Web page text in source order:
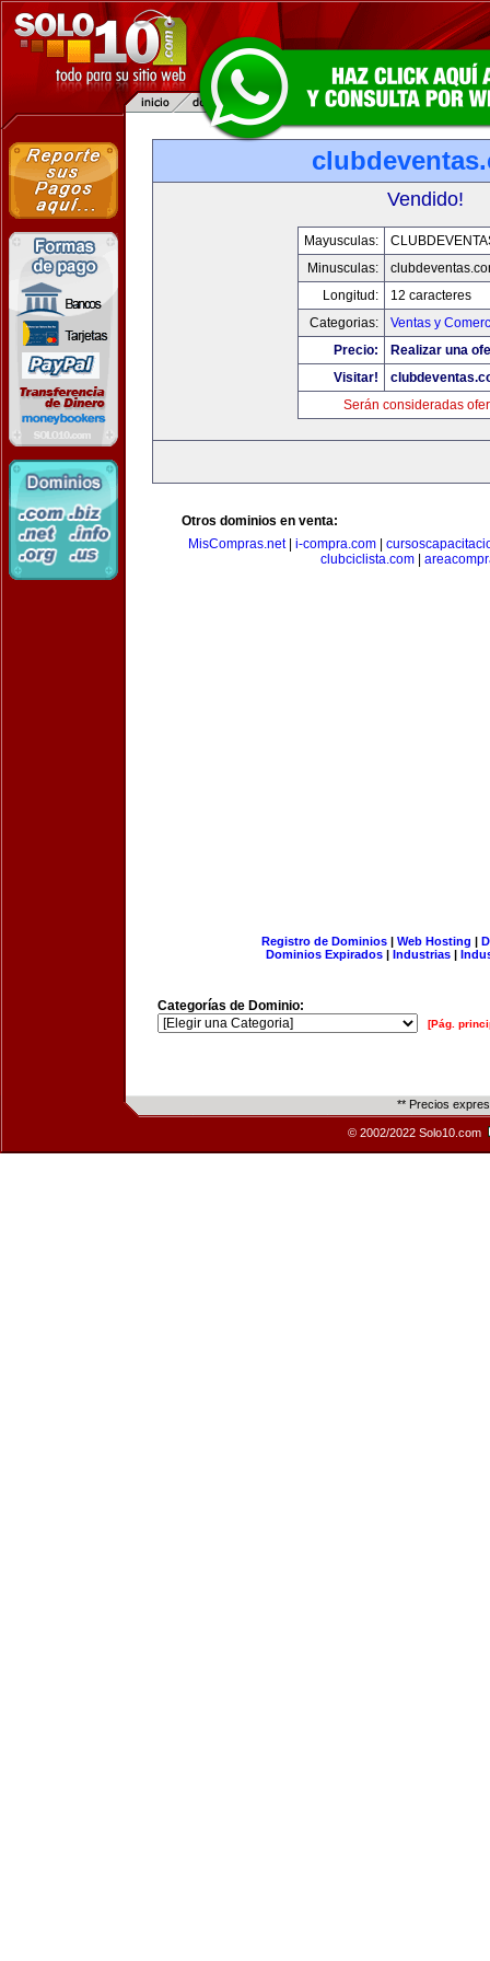
Vendido!
Mayusculas:
Minusculas:
Longitud:
12 caracteres
Categorias:
Ventas y
Precio:
Realizar una
Visitar!
Serán consideradas
Otros dominios en venta:
MisCompras.net| i-compra.com|
clubciclista.com|
Registro de Dominios| Web Hosting |
Dominios Expirados | Industrias |
Categorías de Dominio:
[Pág.
** Precios
© 2002/2022 Solo10.com